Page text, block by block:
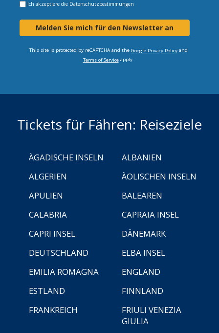
Ich akzeptiere die Datenschutzbestimmungen
Melden Sie mich für den Newsletter an
This site is protected by reCAPTCHA and the Google Privacy Policyand
Terms of Serviceapply.
Tickets für Fähren: Reiseziele
ÄGADISCHE INSELN
ALBANIEN
ALGERIEN
ÄOLISCHEN INSELN
APULIEN
BALEAREN
CALABRIA
CAPRAIA INSEL
CAPRI INSEL
DÄNEMARK
DEUTSCHLAND
ELBA INSEL
EMILIA ROMAGNA
ENGLAND
ESTLAND
FINNLAND
FRANKREICH
FRIULI VENEZIA
GIULIA